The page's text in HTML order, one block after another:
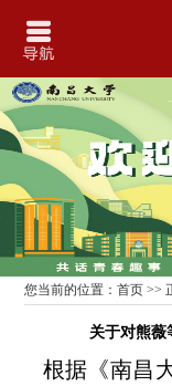
您当前的位置：首页 >>
关于对熊薇
根据《南昌